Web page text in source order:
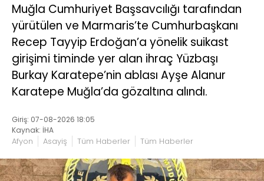
Muğla Cumhuriyet Başsavcılığı tarafından
yürütülen ve Marmaris’te Cumhurbaşkanı
Recep Tayyip Erdoğan’a yönelik suikast
girişimi timinde yer alan ihraç Yüzbaşı
Burkay Karatepe’nin ablası Ayşe Alanur
Karatepe Muğla’da gözaltına alındı.
Giriş: 07-08-2026 18:05
Kaynak: İHA
Afyon Asayiş Tüm Haberler Tüm Haberler